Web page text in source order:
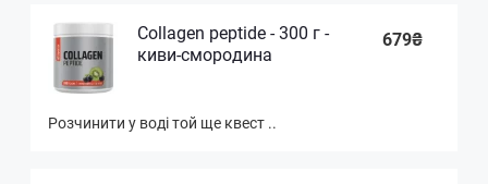
Collagen peptide - 300 г -
киви-смородина
679₴
Розчинити у воді той ще квест ..